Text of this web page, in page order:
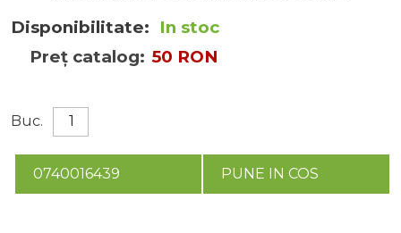
Disponibilitate:
In stoc
Preț catalog: 50 RON
Buc.
PUNE IN COS
0740016439